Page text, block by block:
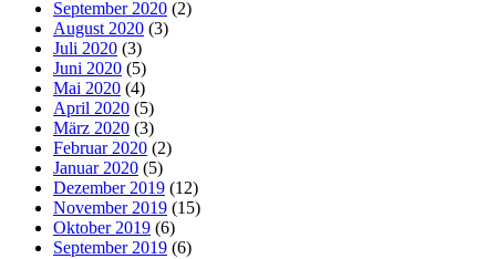
September 2020 (2)
August 2020 (3)
Juli 2020 (3)
Juni 2020 (5)
Mai 2020 (4)
April 2020 (5)
März 2020 (3)
Februar 2020 (2)
Januar 2020 (5)
Dezember 2019 (12)
November 2019 (15)
Oktober 2019 (6)
September 2019 (6)